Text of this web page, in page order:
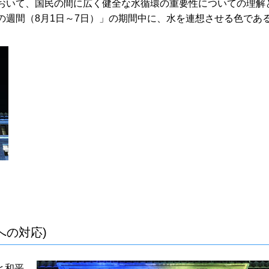
て、国民の間に広く健全な水循環の重要性についての理解
間（8月1日～7日）」の期間中に、水を連想させる色であ
対応)